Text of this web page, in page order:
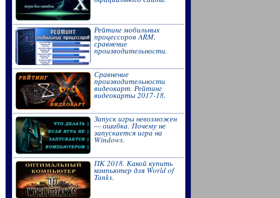
Рейтинг мобильных
процессоров ARM,
сравнение
производительности.
Сравнение
производительности
видеокарт. Рейтинг
видеокарты 2017-18.
Запуск игры невозможен
— ошибка. Почему не
запускается игра на
Windows.
ПК 2018. Какой купить
компьютер для World of
Tanks.